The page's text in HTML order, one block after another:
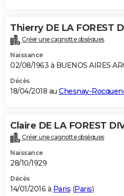
Thierry DE LA FOREST
Créer une cagnotte obsèques
Naissance
02/08/1963 à BUENOS AIRES
Décès
18/04/2018 au Chesnay-
Claire DE LA FOREST
Créer une cagnotte obsèques
Naissance
28/10/1929
Décès
14/01/2016 à Paris (Paris)